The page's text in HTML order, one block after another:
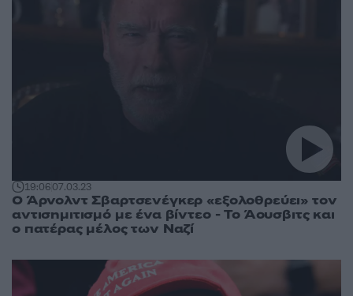
19:0607.03.23
Ο Άρνολντ Σβαρτσενέγκερ «εξολοθρεύει» τον
αντισημιτισμό με ένα βίντεο - Το Άουσβιτς και
ο πατέρας μέλος των Ναζί